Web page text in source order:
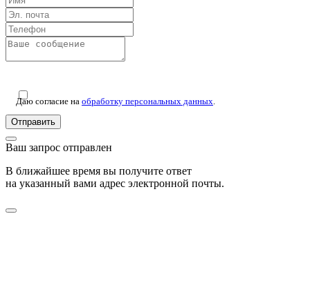
Даю согласие на обработку персональных данных
Отправить
Ваш запрос отправлен
В ближайшее время вы получите ответ
на указанный вами адрес электронной почты.